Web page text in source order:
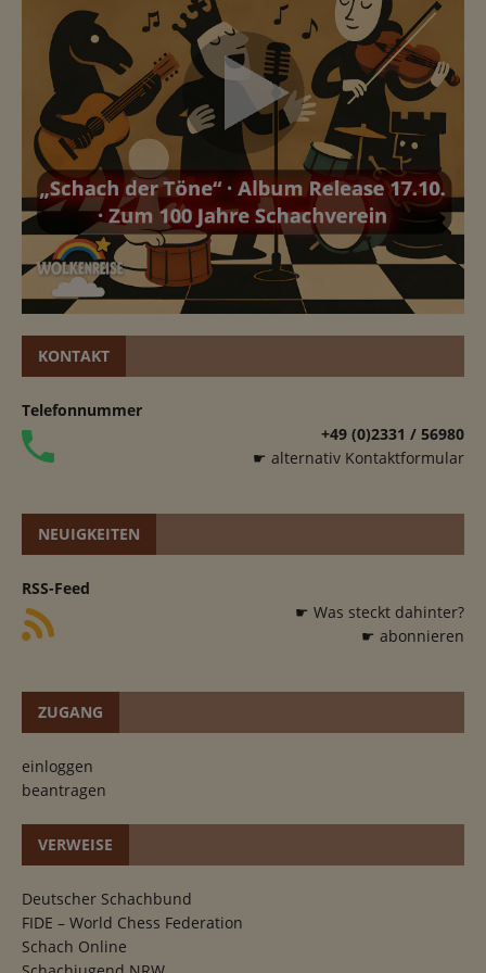
KONTAKT
Telefonnummer
+49 (0)2331 / 56980
☛ alternativ Kontaktformular
NEUIGKEITEN
RSS-Feed
☛ Was steckt dahinter?
☛ abonnieren
ZUGANG
einloggen
beantragen
VERWEISE
Deutscher Schachbund
FIDE – World Chess Federation
Schach Online